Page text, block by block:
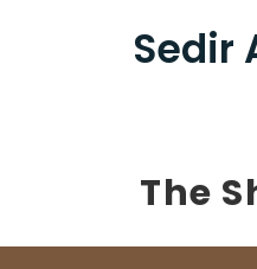
Sedir
The